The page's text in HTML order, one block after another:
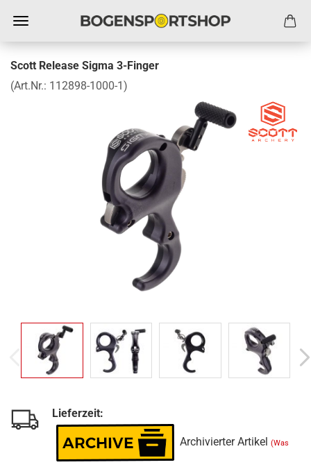
Scott Release Sigma 3-Finger
(Art.Nr.: 112898-1000-1)
Lieferzeit:
Archivierter Artikel (Was